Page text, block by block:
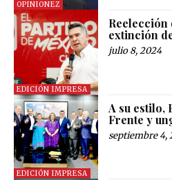
OPINIONEZ
EDICIÓN IMPRESA
Reelección
extinción
julio 8, 2024
EDICIÓN IMPRESA
A su estilo,
Frente y
septiembre 4,